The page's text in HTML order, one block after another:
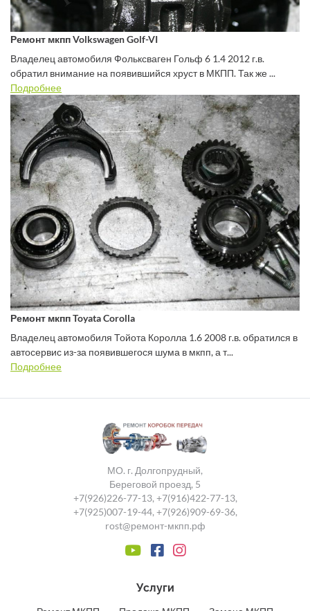
Ремонт мкпп Volkswagen Golf-VI
Владелец автомобиля Фольксваген Гольф 6 1.4 2012 г.в.
обратил внимание на появившийся хруст в МКПП. Так же ...
Подробнее
Ремонт мкпп Toyata Corolla
Владелец автомобиля Тойота Королла 1.6 2008 г.в. обратился в
автосервис из-за появившегося шума в мкпп, а т...
Подробнее
МО. г. Долгопрудный,
Береговой проезд, 5
+7(926)226-77-13, +7(916)422-77-13,
+7(925)007-19-44, +7(926)909-69-36,
rost@ремонт-мкпп.рф
Услуги